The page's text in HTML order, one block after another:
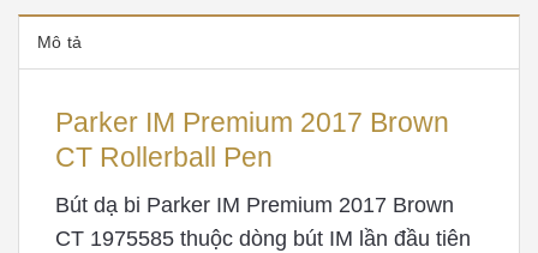
Mô tả
Parker IM Premium 2017 Brown
CT Rollerball Pen
Bút dạ bi Parker IM Premium 2017 Brown
CT 1975585 thuộc dòng bút IM lần đầu tiên